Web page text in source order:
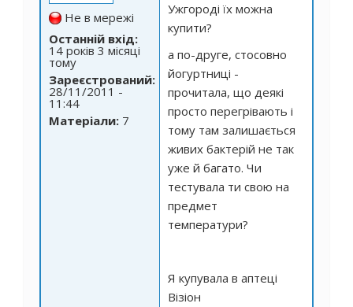
Не в мережі
Останній вхід:
14 років 3 місяці
тому
Зареєстрований:
28/11/2011 -
11:44
Матеріали: 7
Ужгороді їх можна
купити?
а по-друге, стосовно
йогуртниці -
прочитала, що деякі
просто перегрівають і
тому там залишається
живих бактерій не так
уже й багато. Чи
тестувала ти свою на
предмет
температури?
Я купувала в аптеці
Візіон